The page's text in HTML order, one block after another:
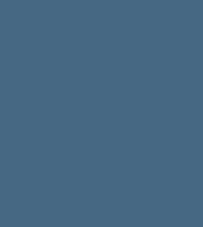
https://